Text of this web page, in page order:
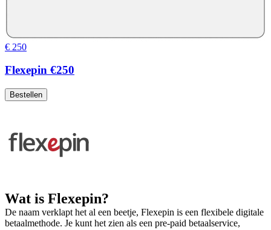
€ 250
Flexepin €250
Bestellen
Wat is Flexepin?
De naam verklapt het al een beetje, Flexepin is een flexibele digitale
betaalmethode. Je kunt het zien als een pre-paid betaalservice,